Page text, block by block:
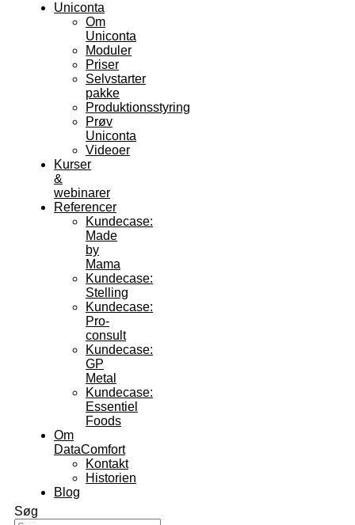
Uniconta
Om
Uniconta
Moduler
Priser
Selvstarter
pakke
Produktionsstyring
Prøv
Uniconta
Videoer
Kurser
&
webinarer
Referencer
Kundecase:
Made
by
Mama
Kundecase:
Stelling
Kundecase:
Pro-
consult
Kundecase:
GP
Metal
Kundecase:
Essentiel
Foods
Om
DataComfort
Kontakt
Historien
Blog
Søg